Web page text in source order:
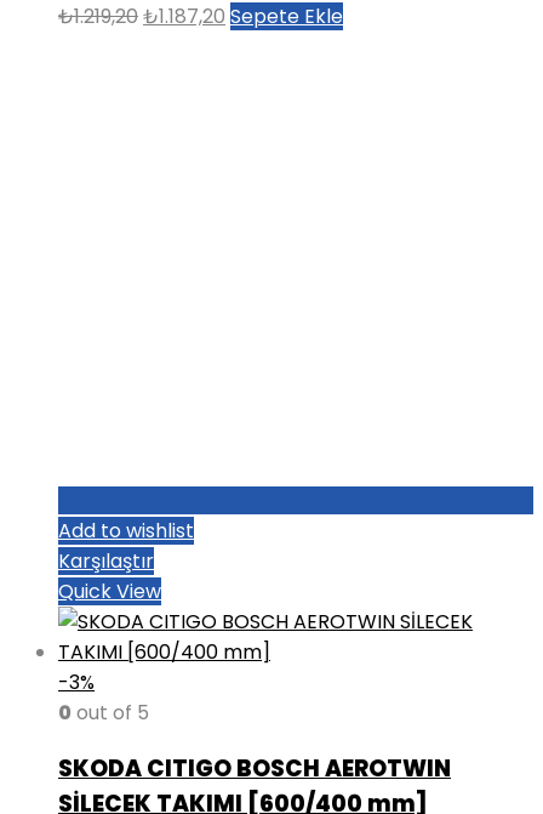
₺1.219,20Orijinal
₺1.187,20 Şu
Sepete Ekle
Add to wishlist
Karşılaştır
Quick View
-3%
0 out of 5
SKODA CITIGO BOSCH AEROTWIN
SİLECEK TAKIMI [600/400 mm]